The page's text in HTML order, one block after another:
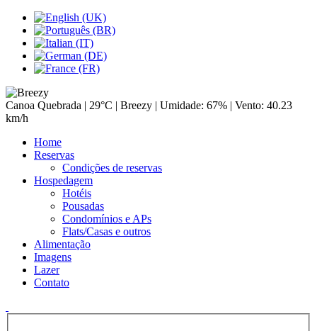
Canoa Quebrada | 29°C | Breezy | Umidade: 67% | Vento: 40.23
km/h
Home
Reservas
Condições de reservas
Hospedagem
Hotéis
Pousadas
Condomínios e APs
Flats/Casas e outros
Alimentação
Imagens
Lazer
Contato